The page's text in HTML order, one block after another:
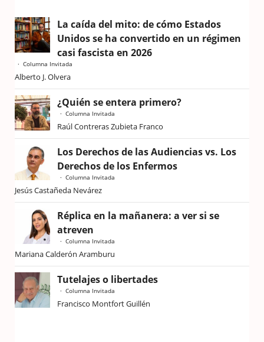
La caída del mito: de cómo Estados
Unidos se ha convertido en un régimen
casi fascista en 2026
Columna Invitada
Alberto J. Olvera
¿Quién se entera primero?
Columna Invitada
Raúl Contreras Zubieta Franco
Los Derechos de las Audiencias vs. Los
Derechos de los Enfermos
Columna Invitada
Jesús Castañeda Nevárez
Réplica en la mañanera: a ver si se
atreven
Columna Invitada
Mariana Calderón Aramburu
Tutelajes o libertades
Columna Invitada
Francisco Montfort Guillén